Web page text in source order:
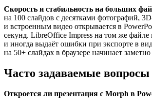
Скорость и стабильность на больших
на 100 слайдов с десятками фотографий,
и встроенным видео открывается в
секунд. LibreOffice Impress на том же файле
и иногда выдаёт ошибки при экспорте в
на 50+ слайдах в браузере начинает
Часто задаваемые вопросы
Откроется ли презентация с Morph в